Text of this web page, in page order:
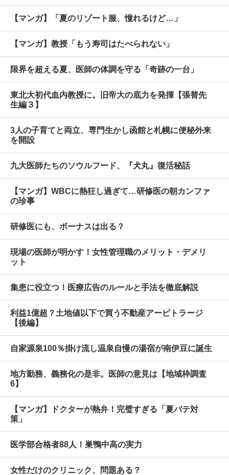
【マンガ】「夏のリゾート服、憧れるけど…」
【マンガ】教授「もう寿司はたべられない」
限界を超える夏、医師の体調を守る「奇跡の一台」
東北大初代血内教授に。旧帝大の底力を発揮【張替先
生編３】
3人の子育てと両立、専門生かし函館と札幌に便秘外来
を開設
九大医師たちのソウルフード、『犬丸』復活秘話
【マンガ】WBCに熱狂し過ぎて…研修医の朝カンファ
の珍事
研修医にも、ボーナスは出る？
現場の医師が明かす！女性管理職のメリット・デメリ
ット
集患に役立つ！医療広告のルールと手法を徹底解説
利益1億超？土地値以下で買う不動産アービトラージ
【後編】
自家源泉100％掛け流し温泉自慢の湯宿が南伊豆に誕生
地方勤務、義務化の是非。医師の意見は【地域枠調査
6】
【マンガ】ドクターが熱弁！完璧すぎる「夏バテ対
策」
医学部合格者88人！巣鴨中高の実力
女性だけのクリニック、問題ある？